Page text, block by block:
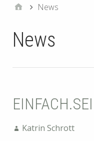
News
News
Katrin Schrott